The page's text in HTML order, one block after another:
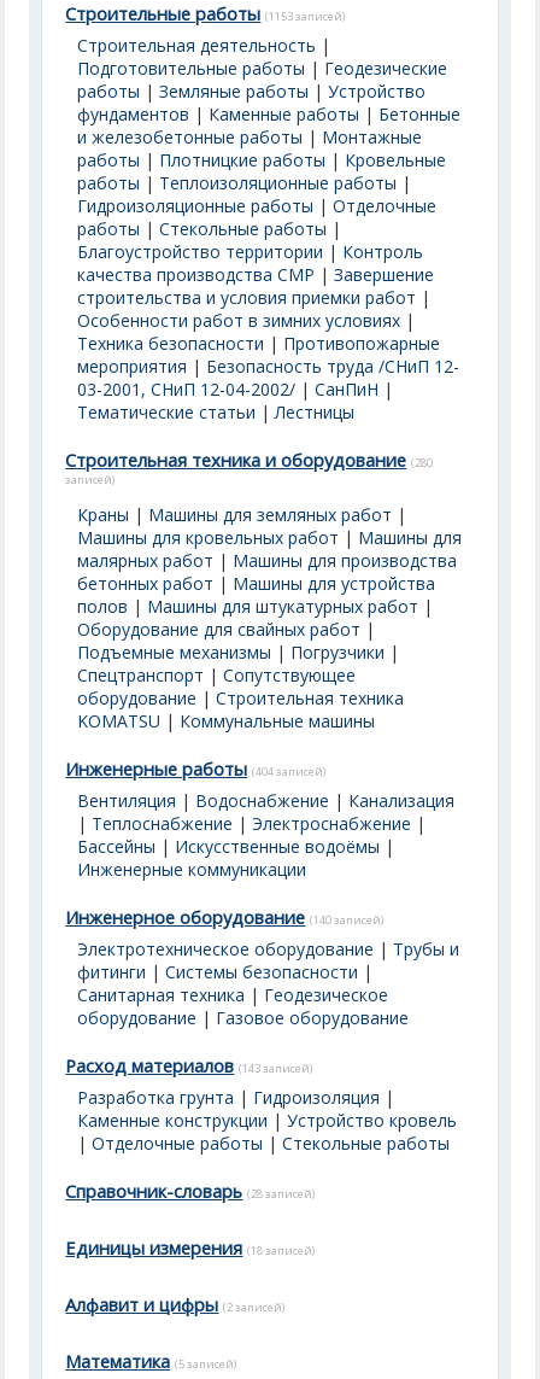
Строительные работы (1153 записей)
Строительная деятельность |
Подготовительные работы | Геодезические
работы |Земляные работы |Устройство
фундаментов | Каменные работы | Бетонные
и железобетонные работы | Монтажные
работы | Плотницкие работы | Кровельные
работы | Теплоизоляционные работы |
Гидроизоляционные работы |Отделочные
работы |Стекольные работы |
Благоустройство территории | Контроль
качества производства СМР |Завершение
строительства и условия приемки работ |
Особенности работ в зимних условиях |
Техника безопасности | Противопожарные
мероприятия | Безопасность труда /СНиП 12-
03-2001, СНиП 12-04-2002/ |СанПиН |
Тематические статьи |Лестницы
Строительная техника и оборудование (280
записей)
Краны | Машины для земляных работ |
Машины для кровельных работ | Машины для
малярных работ | Машины для производства
бетонных работ | Машины для устройства
полов | Машины для штукатурных работ |
Оборудование для свайных работ |
Подъемные механизмы | Погрузчики |
Спецтранспорт |Сопутствующее
оборудование |Строительная техника
KOMATSU | Коммунальные машины
Инженерные работы (404 записей)
Вентиляция | Водоснабжение | Канализация
| Теплоснабжение |Электроснабжение |
Бассейны | Искусственные водоёмы |
Инженерные коммуникации
Инженерное оборудование (140 записей)
Электротехническое оборудование | Трубы и
фитинги |Системы безопасности |
Санитарная техника | Геодезическое
оборудование | Газовое оборудование
Расход материалов (143 записей)
Разработка грунта | Гидроизоляция |
Каменные конструкции |Устройство кровель
|Отделочные работы |Стекольные работы
Справочник-словарь (28 записей)
Единицы измерения (18 записей)
Алфавит и цифры (2 записей)
Математика (5 записей)